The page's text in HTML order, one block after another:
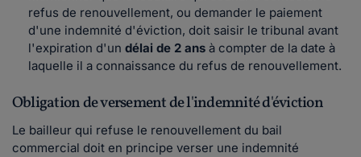
refus de renouvellement, ou demander le paiement
d'une indemnité d'éviction, doit saisir le tribunal avant
l'expiration d'un délai de 2 ans à compter de la date à
laquelle il a connaissance du refus de renouvellement.
Obligation de versement de l'indemnité d'éviction
Le bailleur qui refuse le renouvellement du bail
commercial doit en principe verser une indemnité